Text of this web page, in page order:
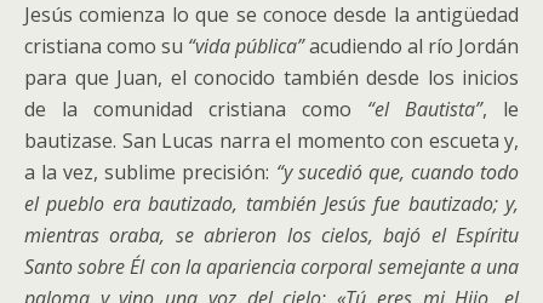
Jesús comienza lo que se conoce desde la antigüedad
cristiana como su “vida pública”acudiendo al río Jordán
para que Juan, el conocido también desde los inicios
de la comunidad cristiana como “el Bautista”, le
bautizase. San Lucas narra el momento con escueta y,
a la vez, sublime precisión: “y sucedió que, cuando todo
el pueblo era bautizado, también Jesús fue bautizado; y,
mientras oraba, se abrieron los cielos, bajó el Espíritu
Santo sobre Él con la apariencia corporal semejante a una